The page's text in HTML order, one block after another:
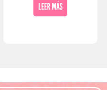
LEER MÁS